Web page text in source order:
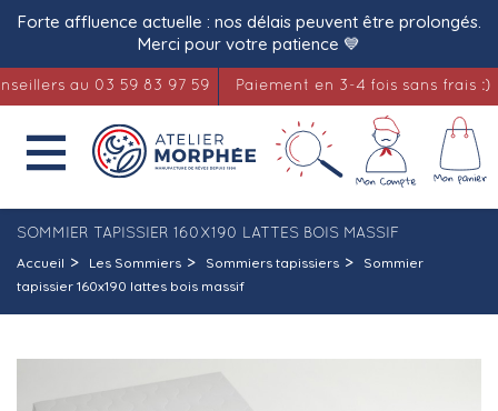
Forte affluence actuelle : nos délais peuvent être prolongés.
Merci pour votre patience 💙
au 03 59 83 97 59 Paiement en 3-4 fois sans frais :)

SOMMIER TAPISSIER 160X190 LATTES BOIS MASSIF
Accueil Les Sommiers Sommiers tapissiers
Sommier
tapissier 160x190 lattes bois massif